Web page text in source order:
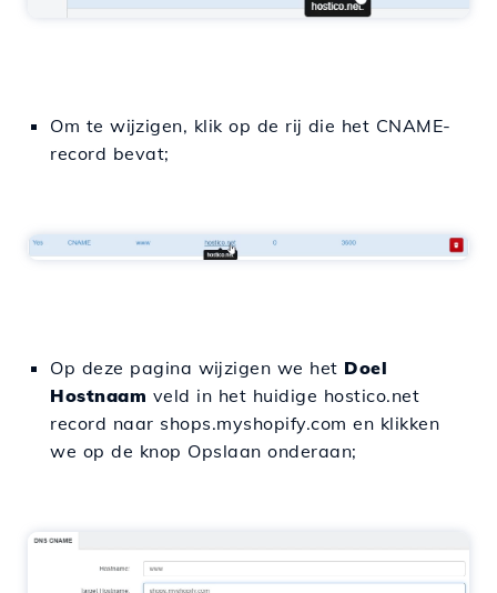
Om te wijzigen, klik op de rij die het CNAME-
record bevat;
Op deze pagina wijzigen we het Doel
Hostnaam veld in het huidige hostico.net
record naar shops.myshopify.com en klikken
we op de knop Opslaan onderaan;